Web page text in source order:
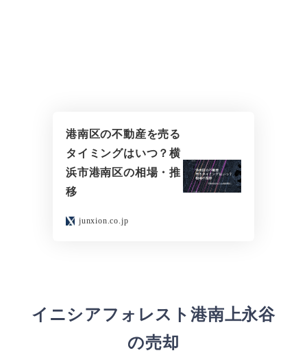
港南区の不動産を売る
タイミングはいつ？横
浜市港南区の相場・推
移
junxion.co.jp
イニシアフォレスト港南上永谷
の売却